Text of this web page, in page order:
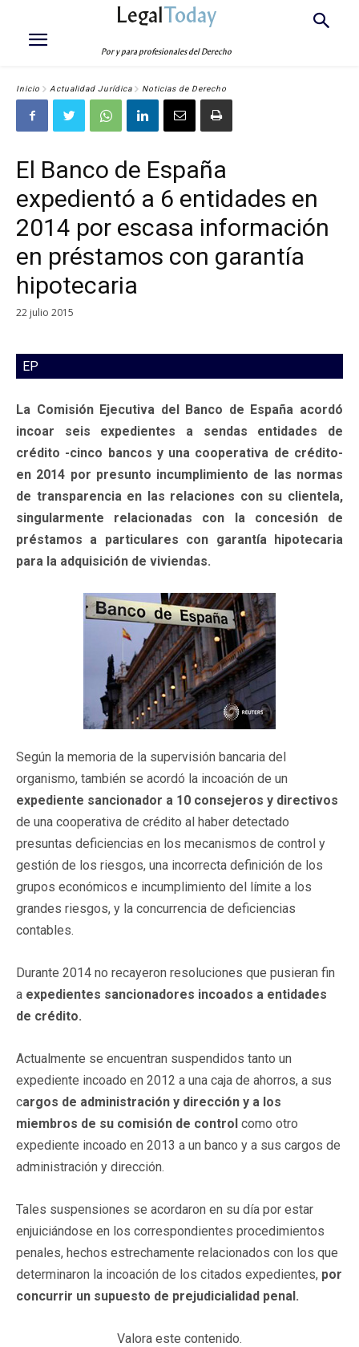
LegalToday
Por y para profesionales del Derecho
Inicio Actualidad Jurídica Noticias de Derecho
El Banco de España
expedientó a 6 entidades en
2014 por escasa información
en préstamos con garantía
hipotecaria
22 julio 2015
EP
La Comisión Ejecutiva del Banco de España acordó
incoar seis expedientes a sendas entidades de
crédito -cinco bancos y una cooperativa de crédito-
en 2014 por presunto incumplimiento de las normas
de transparencia en las relaciones con su clientela,
singularmente relacionadas con la concesión de
préstamos a particulares con garantía hipotecaria
para la adquisición de viviendas.
Según la memoria de la supervisión bancaria del
organismo, también se acordó la incoación de un
expediente sancionador a 10 consejeros y directivos
de una cooperativa de crédito al haber detectado
presuntas deficiencias en los mecanismos de control y
gestión de los riesgos, una incorrecta definición de los
grupos económicos e incumplimiento del límite a los
grandes riesgos, y la concurrencia de deficiencias
contables.
Durante 2014 no recayeron resoluciones que pusieran fin
a expedientes sancionadores incoados a entidades
de crédito.
Actualmente se encuentran suspendidos tanto un
expediente incoado en 2012 a una caja de ahorros, a sus
cargos de administración y dirección y a los
miembros de su comisión de control como otro
expediente incoado en 2013 a un banco y a sus cargos de
administración y dirección.
Tales suspensiones se acordaron en su día por estar
enjuiciándose en los correspondientes procedimientos
penales, hechos estrechamente relacionados con los que
determinaron la incoación de los citados expedientes, por
concurrir un supuesto de prejudicialidad penal.
Valora este contenido.